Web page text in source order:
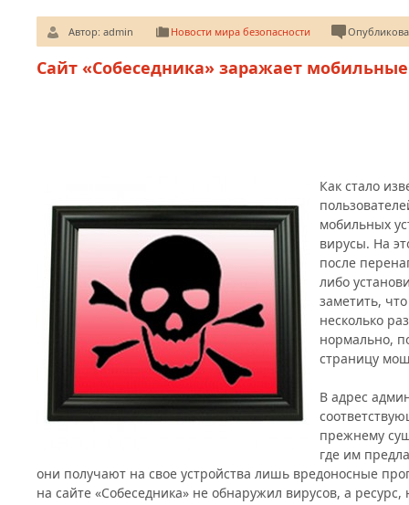
Автор: admin Новости мира безопасности
Сайт «Собеседника» заражает мобильные
Как стало
мобильных
вирусы. На
после
либо
заметить,
несколько
нормально,
страницу
В адрес
прежнему
где им
они получают на свое устройства лишь вредоносные
на сайте «Собеседника» не обнаружил вирусов, а